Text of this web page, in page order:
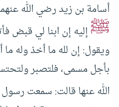
أسامة بن زيد رضي الله
ﷺإليه إن ابنا لي قبض
ويقول: إن لله ما أخذ وله
بأجل مسمى، فلتصبر
الله عنها قالت: سمعت رسول